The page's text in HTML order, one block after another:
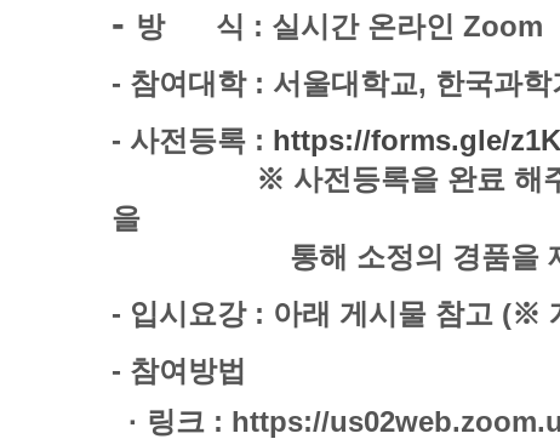
- ​ ​방 식 : 실시간 온라인 Zoom
- 참여대학 : 서울대학교, 한국과
- 사전등록 : https://forms.gle/
※ 사전등​록을 완료 해
을
통해 소정의 경품을
- 입시요강 : 아래 게시물 참고​ (※
- 참여방법
· 링크 : https://